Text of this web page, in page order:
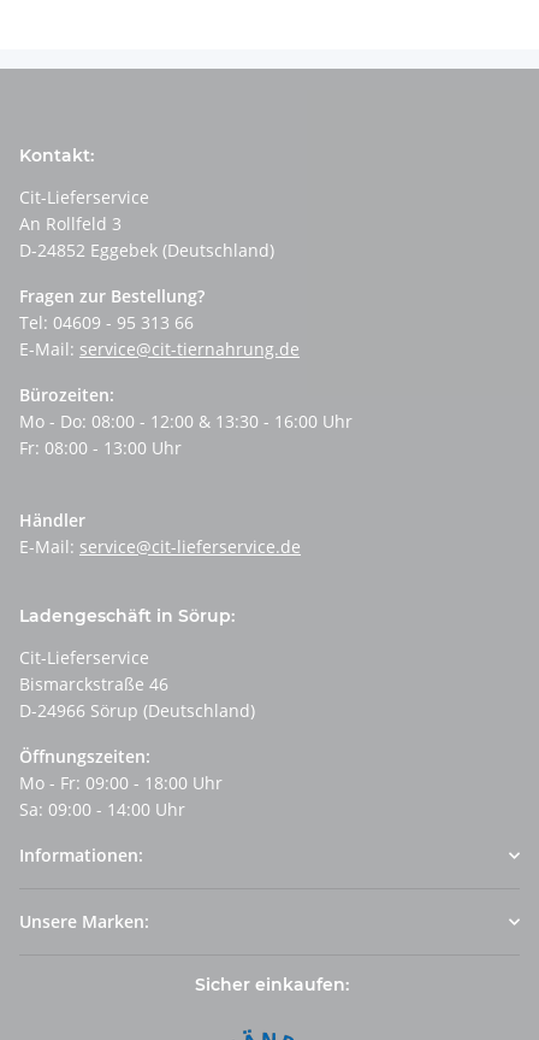
Kontakt:
Cit-Lieferservice
An Rollfeld 3
D-24852 Eggebek (Deutschland)
Fragen zur Bestellung?
Tel: 04609 - 95 313 66
E-Mail: service@cit-tiernahrung.de
Bürozeiten:
Mo - Do: 08:00 - 12:00 & 13:30 - 16:00 Uhr
Fr: 08:00 - 13:00 Uhr
Händler
E-Mail: service@cit-lieferservice.de
Ladengeschäft in Sörup:
Cit-Lieferservice
Bismarckstraße 46
D-24966 Sörup (Deutschland)
Öffnungszeiten:
Mo - Fr: 09:00 - 18:00 Uhr
Sa: 09:00 - 14:00 Uhr
Informationen:
Unsere Marken:
Sicher einkaufen: